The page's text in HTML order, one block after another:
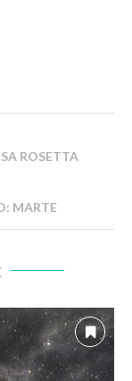
ROSETTA
MARTE